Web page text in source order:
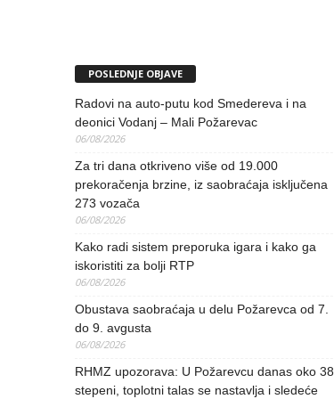
POSLEDNJE OBJAVE
Radovi na auto-putu kod Smedereva i na
deonici Vodanj – Mali Požarevac
06/08/2026
Za tri dana otkriveno više od 19.000
prekoračenja brzine, iz saobraćaja isključena
273 vozača
06/08/2026
Kako radi sistem preporuka igara i kako ga
iskoristiti za bolji RTP
06/08/2026
Obustava saobraćaja u delu Požarevca od 7.
do 9. avgusta
06/08/2026
RHMZ upozorava: U Požarevcu danas oko 38
stepeni, toplotni talas se nastavlja i sledeće